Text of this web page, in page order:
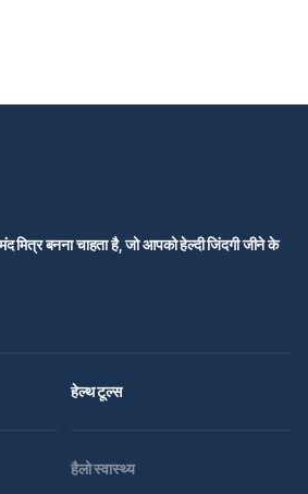
मित्र बनना चाहता है, जो आपको हेल्दी जिंदगी जीने के
हेल्थ टूल्स
हैलो स्वास्थ्य